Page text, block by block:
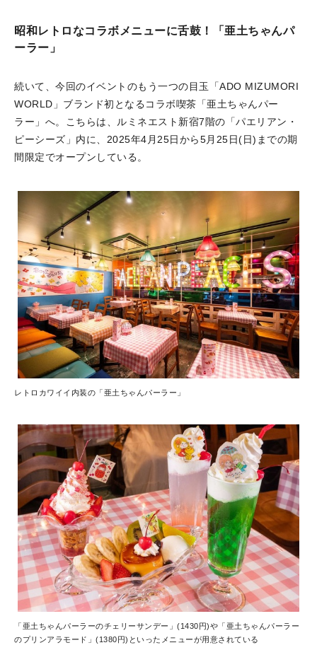
昭和レトロなコラボメニューに舌鼓！「亜土ちゃんパ
ーラー」
続いて、今回のイベントのもう一つの目玉「ADO MIZUMORI
WORLD」ブランド初となるコラボ喫茶「亜土ちゃんパー
ラー」へ。こちらは、ルミネエスト新宿7階の「パエリアン・
ピーシーズ」内に、2025年4月25日から5月25日(日)までの期
間限定でオープンしている。
レトロカワイイ内装の「亜土ちゃんパーラー」
「亜土ちゃんパーラーのチェリーサンデー」(1430円)や「亜土ちゃんパーラー
のプリンアラモード」(1380円)といったメニューが用意されている